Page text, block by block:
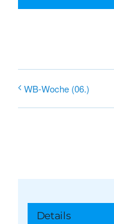
WB-Woche (06.)
Details